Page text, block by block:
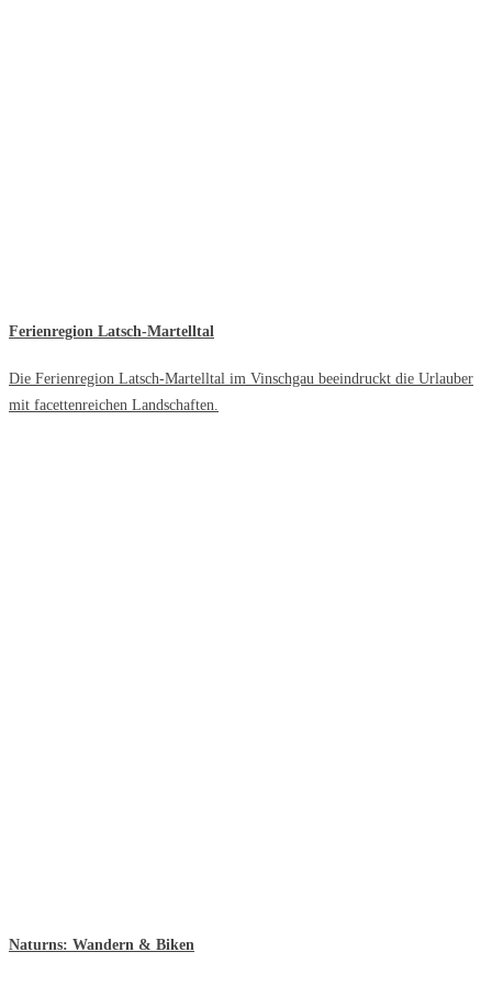
Ferienregion Latsch-Martelltal
Die Ferienregion Latsch-Martelltal im Vinschgau beeindruckt die Urlauber
mit facettenreichen Landschaften.
Naturns: Wandern & Biken